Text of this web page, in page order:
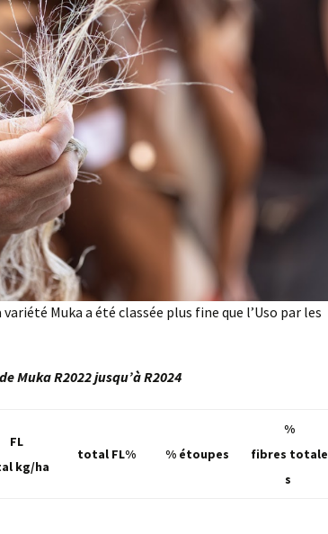
Muka a été classée plus fine que l’Uso par les
Muka R2022 jusqu’à R2024
FL
kg/ha
total FL% % étoupes
%
fibres totale
s